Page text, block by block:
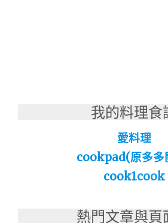
我的料理食
愛料理
cookpad(原多多
cook1cook
熱門文章與頁